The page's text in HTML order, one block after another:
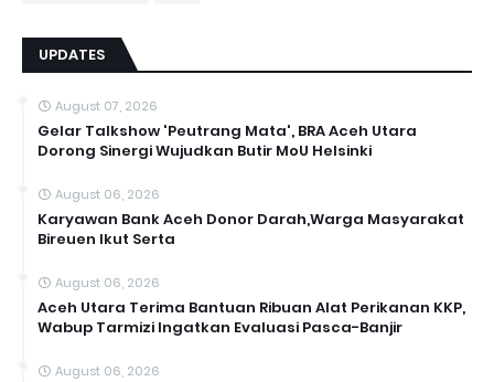
UPDATES
August 07, 2026
Gelar Talkshow 'Peutrang Mata', BRA Aceh Utara
Dorong Sinergi Wujudkan Butir MoU Helsinki
August 06, 2026
Karyawan Bank Aceh Donor Darah,Warga Masyarakat
Bireuen Ikut Serta
August 06, 2026
Aceh Utara Terima Bantuan Ribuan Alat Perikanan KKP,
Wabup Tarmizi Ingatkan Evaluasi Pasca-Banjir
August 06, 2026